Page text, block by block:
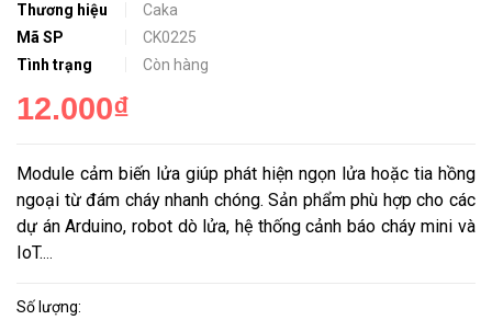
Thương hiệu
Caka
Mã SP
CK0225
Tình trạng
Còn hàng
12.000₫
Module cảm biến lửa giúp phát hiện ngọn lửa hoặc tia hồng
ngoại từ đám cháy nhanh chóng. Sản phẩm phù hợp cho các
dự án Arduino, robot dò lửa, hệ thống cảnh báo cháy mini và
IoT.
Số lượng: